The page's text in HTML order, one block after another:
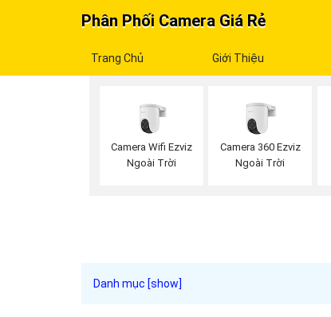
Phân Phối Camera Giá Rẻ
Trang Chủ Giới Thiệu
Camera Wifi Ezviz
Ngoài Trời
Camera 360 Ezviz
Ngoài Trời